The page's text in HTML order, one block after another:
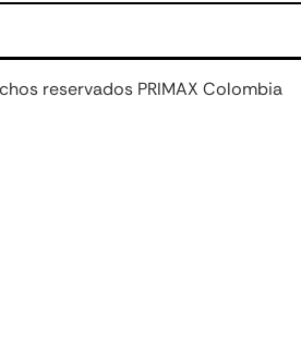
reservados PRIMAX Colombia